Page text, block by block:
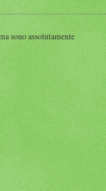
sono assolutamente